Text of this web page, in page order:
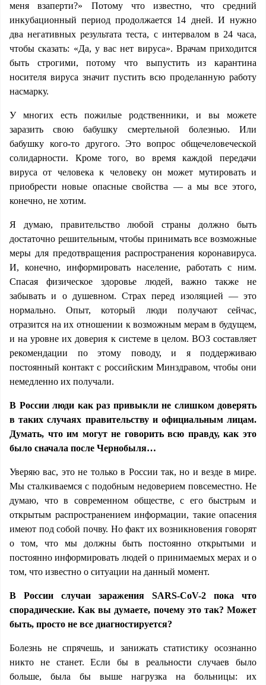
меня взаперти?» Потому что известно, что средний
инкубационный период продолжается 14 дней. И нужно
два негативных результата теста, с интервалом в 24 часа,
чтобы сказать: «Да, у вас нет вируса». Врачам приходится
быть строгими, потому что выпустить из карантина
носителя вируса значит пустить всю проделанную работу
насмарку.
У многих есть пожилые родственники, и вы можете
заразить свою бабушку смертельной болезнью. Или
бабушку кого-то другого. Это вопрос общечеловеческой
солидарности. Кроме того, во время каждой передачи
вируса от человека к человеку он может мутировать и
приобрести новые опасные свойства — а мы все этого,
конечно, не хотим.
Я думаю, правительство любой страны должно быть
достаточно решительным, чтобы принимать все возможные
меры для предотвращения распространения коронавируса.
И, конечно, информировать население, работать с ним.
Спасая физическое здоровье людей, важно также не
забывать и о душевном. Страх перед изоляцией — это
нормально. Опыт, который люди получают сейчас,
отразится на их отношении к возможным мерам в будущем,
и на уровне их доверия к системе в целом. ВОЗ составляет
рекомендации по этому поводу, и я поддерживаю
постоянный контакт с российским Минздравом, чтобы они
немедленно их получали.
В России люди как раз привыкли не слишком доверять
в таких случаях правительству и официальным лицам.
Думать, что им могут не говорить всю правду, как это
было сначала после Чернобыля…
Уверяю вас, это не только в России так, но и везде в мире.
Мы сталкиваемся с подобным недоверием повсеместно. Не
думаю, что в современном обществе, с его быстрым и
открытым распространением информации, такие опасения
имеют под собой почву. Но факт их возникновения говорят
о том, что мы должны быть постоянно открытыми и
постоянно информировать людей о принимаемых мерах и о
том, что известно о ситуации на данный момент.
В России случаи заражения SARS-CoV-2 пока что
спорадические. Как вы думаете, почему это так? Может
быть, просто не все диагностируется?
Болезнь не спрячешь, и занижать статистику осознанно
никто не станет. Если бы в реальности случаев было
больше, была бы выше нагрузка на больницы: их